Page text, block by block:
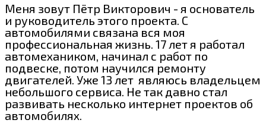
Меня зовут Пётр Викторович - я основатель
и руководитель этого проекта. С
автомобилями связана вся моя
профессиональная жизнь. 17 лет я работал
автомехаником, начинал с работ по
подвеске, потом научился ремонту
двигателей. Уже 13 лет являюсь владельцем
небольшого сервиса. Не так давно стал
развивать несколько интернет проектов об
автомобилях.